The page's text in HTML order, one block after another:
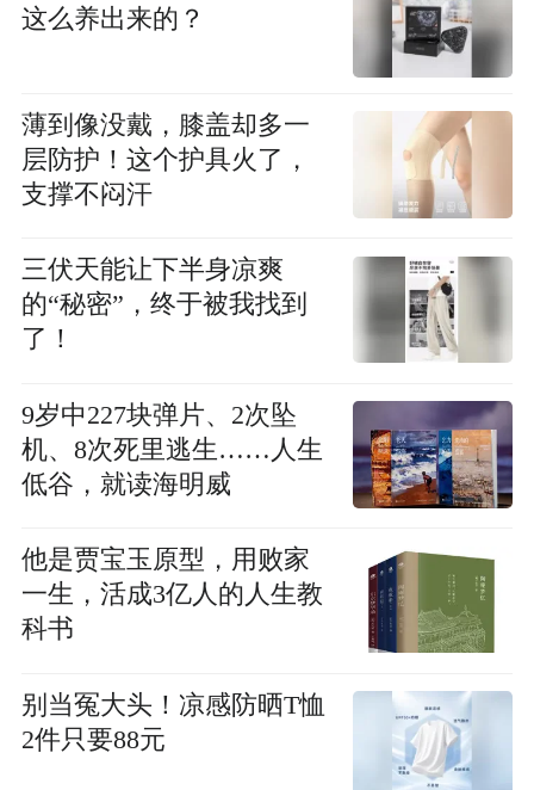
这么养出来的？
薄到像没戴，膝盖却多一
层防护！这个护具火了，
支撑不闷汗
三伏天能让下半身凉爽
的“秘密”，终于被我找到
了！
9岁中227块弹片、2次坠
机、8次死里逃生……人生
低谷，就读海明威
他是贾宝玉原型，用败家
一生，活成3亿人的人生教
科书
别当冤大头！凉感防晒T恤
2件只要88元